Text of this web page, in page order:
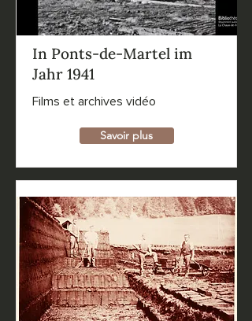
In Ponts-de-Martel im
Jahr 1941
Films et archives vidéo
Savoir plus